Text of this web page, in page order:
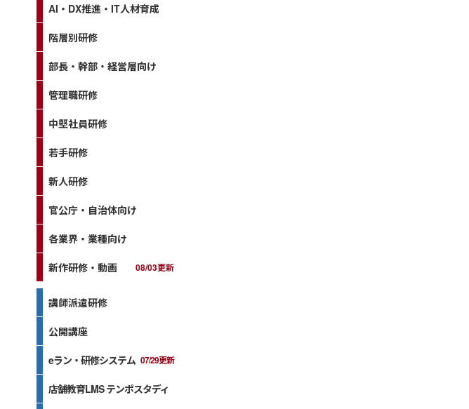
AI・DX推進・IT人材育成
階層別研修
部長・幹部・経営層向け
管理職研修
中堅社員研修
若手研修
新人研修
官公庁・自治体向け
各業界・業種向け
新作研修・動画 08/03更新
講師派遣研修
公開講座
eラン・研修システム 07/29更新
店舗教育LMS テンポスタディ